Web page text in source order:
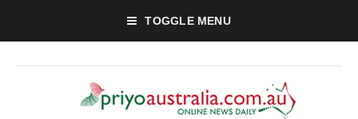
TOGGLE MENU